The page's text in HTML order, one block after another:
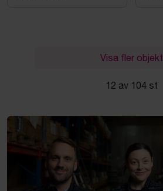
Visa fler objekt
12 av 104 st